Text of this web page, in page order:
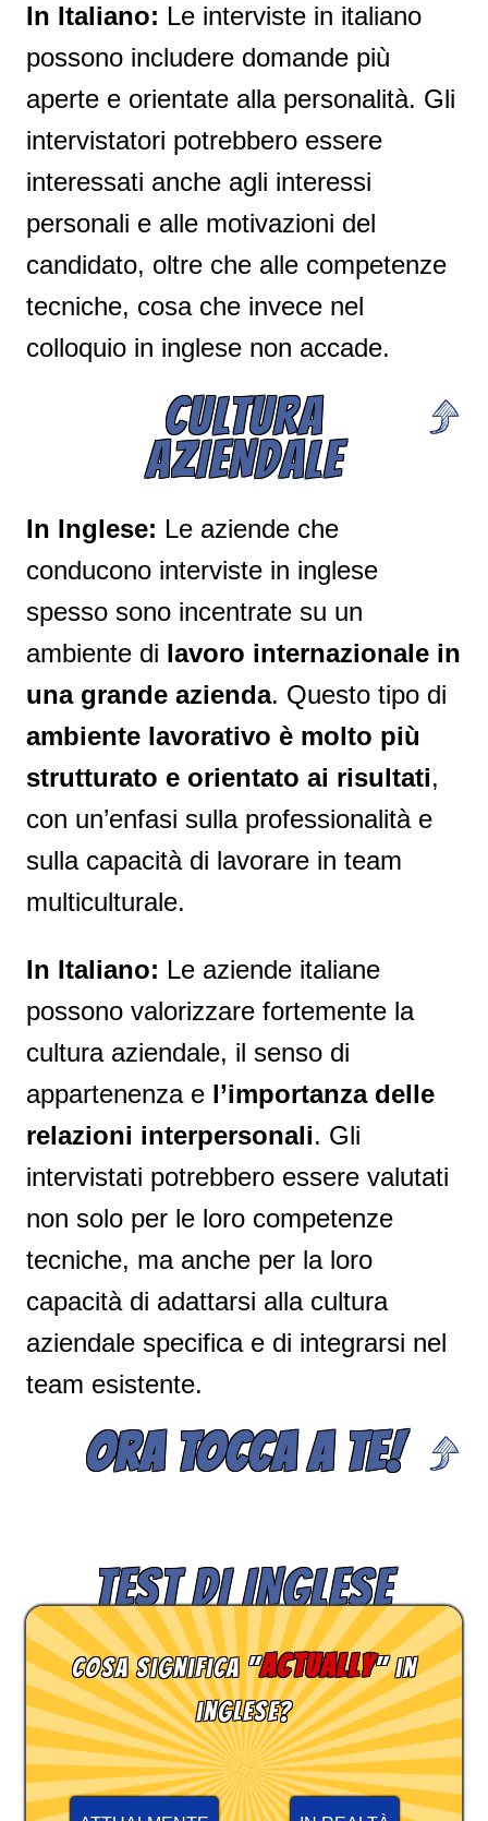
In Italiano: Le interviste in italiano
possono includere domande più
aperte e orientate alla personalità. Gli
intervistatori potrebbero essere
interessati anche agli interessi
personali e alle motivazioni del
candidato, oltre che alle competenze
tecniche, cosa che invece nel
colloquio in inglese non accade.
CULTURA
AZIENDALE
In Inglese: Le aziende che
conducono interviste in inglese
spesso sono incentrate su un
ambiente di lavoro internazionale in
una grande azienda. Questo tipo di
ambiente lavorativo è molto più
strutturato e orientato ai risultati,
con un’enfasi sulla professionalità e
sulla capacità di lavorare in team
multiculturale.
In Italiano: Le aziende italiane
possono valorizzare fortemente la
cultura aziendale, il senso di
appartenenza e l’importanza delle
relazioni interpersonali. Gli
intervistati potrebbero essere valutati
non solo per le loro competenze
tecniche, ma anche per la loro
capacità di adattarsi alla cultura
aziendale specifica e di integrarsi nel
team esistente.
ORA TOCCA A TE!
TEST DI INGLESE
Cosa significa "actually" in
inglese?